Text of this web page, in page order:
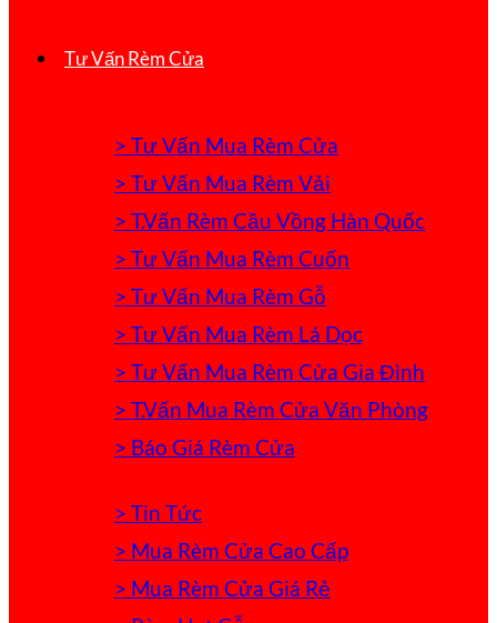
Tư Vấn Rèm Cửa
> Tư Vấn Mua Rèm Cửa
> Tư Vấn Mua Rèm Vải
> T.Vấn Rèm Cầu Vồng Hàn Quốc
> Tư Vấn Mua Rèm Cuốn
> Tư Vấn Mua Rèm Gỗ
> Tư Vấn Mua Rèm Lá Dọc
> Tư Vấn Mua Rèm Cửa Gia Đình
> T.Vấn Mua Rèm Cửa Văn Phòng
> Báo Giá Rèm Cửa
> Tin Tức
> Mua Rèm Cửa Cao Cấp
> Mua Rèm Cửa Giá Rẻ